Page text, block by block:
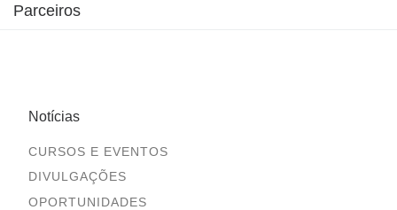
Parceiros
Notícias
CURSOS E EVENTOS
DIVULGAÇÕES
OPORTUNIDADES